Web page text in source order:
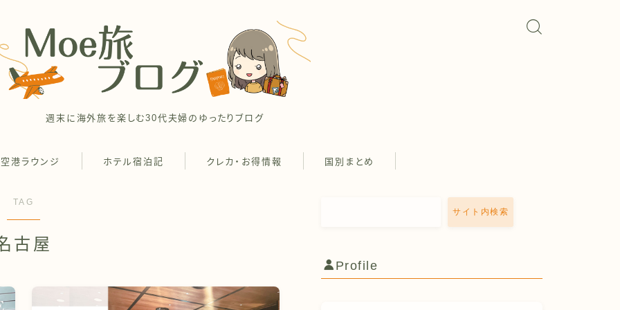
週末に海外旅を楽しむ30代夫婦のゆったりブログ
空港ラウンジ ホテル宿泊記 クレカ・お得情報 国別まとめ
TAG
古屋
サイト内検索
Profile